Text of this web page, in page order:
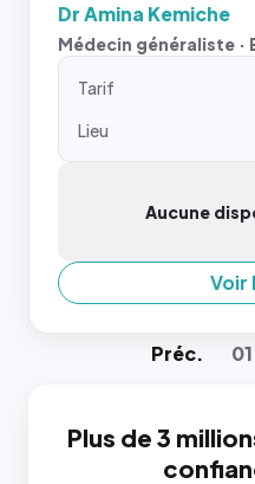
Dr Amina Kemiche
Médecin généraliste ·
Tarif
Lieu
Aucune
Voir
Préc. 01
Plus de 3